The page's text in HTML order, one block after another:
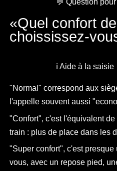
💬 Question
Quel confort de
choississez-
ℹ️ Aide à la saisie
"Normal" correspond aux
l'appelle souvent aussi
"Confort", c'est l'équivalent
train : plus de place dans les
"Super confort", c'est
vous, avec un repose pied,